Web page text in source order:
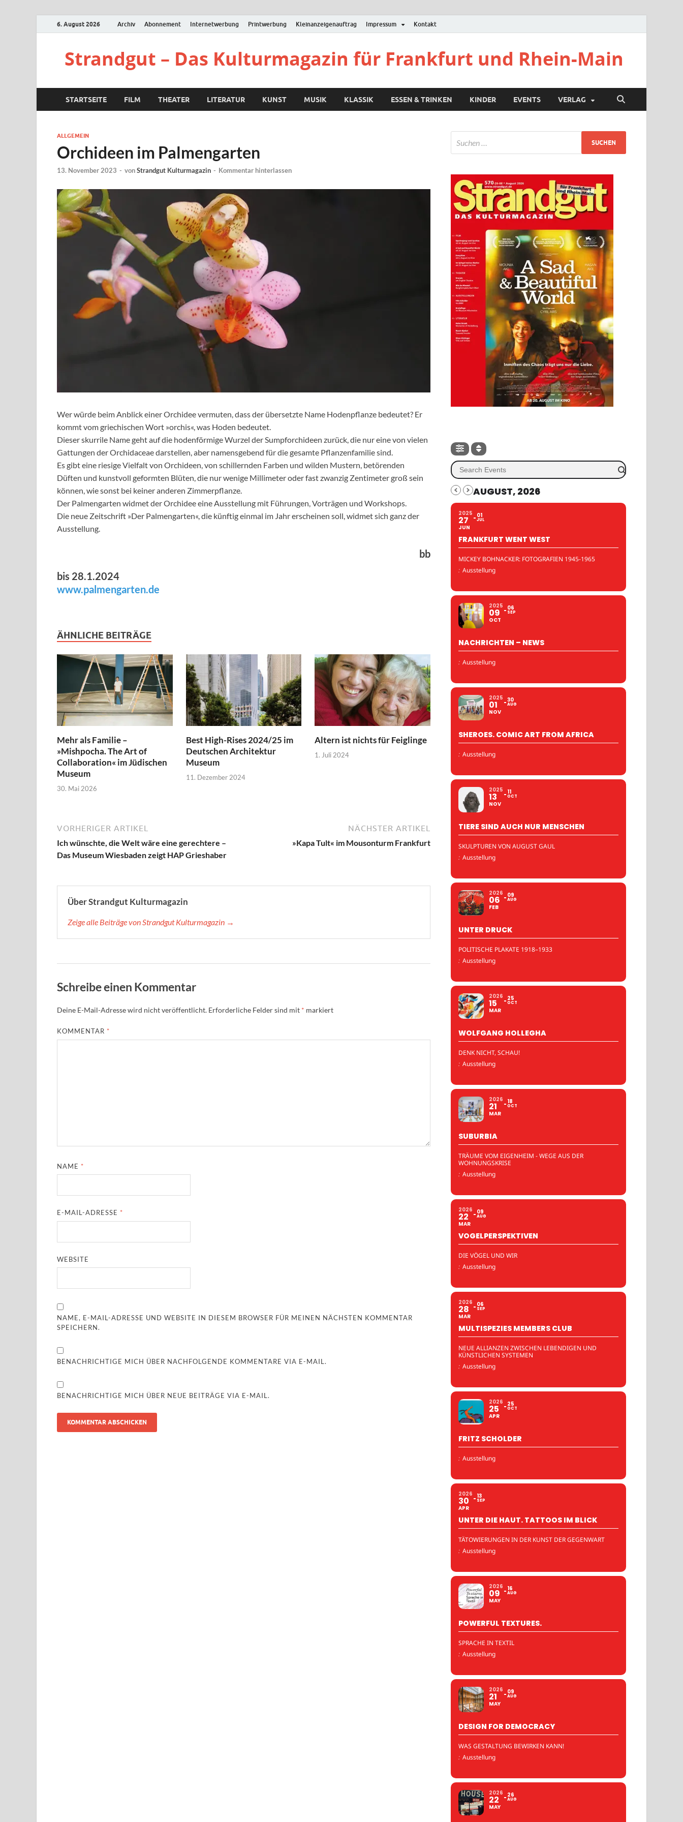
6. August 2026 Archiv Abonnement Internetwerbung Printwerbung Kleinanzeigenauftrag Impressum Kontakt
Strandgut – Das Kulturmagazin für Frankfurt und Rhein-Main
STARTSEITE FILM THEATER LITERATUR KUNST MUSIK KLASSIK ESSEN & TRINKEN KINDER EVENTS VERLAG
ALLGEMEIN
Orchideen im Palmengarten
13. November 2023 - vonStrandgut Kulturmagazin - Kommentar hinterlassen
Wer würde beim Anblick einer Orchidee vermuten, dass der übersetzte Name Hodenpflanze bedeutet? Er
kommt vom griechischen Wort »orchis«, was Hoden bedeutet.
Dieser skurrile Name geht auf die hodenförmige Wurzel der Sumpforchideen zurück, die nur eine von vielen
Gattungen der Orchidaceae darstellen, aber namensgebend für die gesamte Pflanzenfamilie sind.
Es gibt eine riesige Vielfalt von Orchideen, von schillernden Farben und wilden Mustern, betörenden
Düften und kunstvoll geformten Blüten, die nur wenige Millimeter oder fast zwanzig Zentimeter groß sein
können, wie sonst bei keiner anderen Zimmerpflanze.
Der Palmengarten widmet der Orchidee eine Ausstellung mit Führungen, Vorträgen und Workshops.
Die neue Zeitschrift »Der Palmengarten«, die künftig einmal im Jahr erscheinen soll, widmet sich ganz der
Ausstellung.
bb
bis 28.1.2024
www.palmengarten.de
ÄHNLICHE BEITRÄGE
Mehr als Familie –
»Mishpocha. The Art of
Collaboration« im Jüdischen
Museum
30. Mai 2026
Best High-Rises 2024/25 im
Deutschen Architektur
Museum
11. Dezember 2024
Altern ist nichts für Feiglinge
1. Juli 2024
VORHERIGER ARTIKEL
Ich wünschte, die Welt wäre eine gerechtere –
Das Museum Wiesbaden zeigt HAP Grieshaber
NÄCHSTER ARTIKEL
»Kapa Tult« im Mousonturm Frankfurt
Über Strandgut Kulturmagazin
Zeige alle Beiträge von Strandgut Kulturmagazin →
Schreibe einen Kommentar
Deine E-Mail-Adresse wird nicht veröffentlicht. Erforderliche Felder sind mit * markiert
KOMMENTAR *
NAME *
E-MAIL-ADRESSE *
WEBSITE
NAME, E-MAIL-ADRESSE UND WEBSITE IN DIESEM BROWSER FÜR MEINEN NÄCHSTEN KOMMENTAR
SPEICHERN.
BENACHRICHTIGE MICH ÜBER NACHFOLGENDE KOMMENTARE VIA E-MAIL.
BENACHRICHTIGE MICH ÜBER NEUE BEITRÄGE VIA E-MAIL.
AUGUST, 2026
2025
27
JUN
01
JUL
FRANKFURT WENT WEST
MICKEY BOHNACKER: FOTOGRAFIEN 1945-1965
: Ausstellung
2025
09
OCT
06
SEP
NACHRICHTEN – NEWS
: Ausstellung
2025
01
NOV
30
AUG
SHEROES. COMIC ART FROM AFRICA
: Ausstellung
2025
13
NOV
11
OCT
TIERE SIND AUCH NUR MENSCHEN
SKULPTUREN VON AUGUST GAUL
: Ausstellung
2026
06
FEB
09
AUG
UNTER DRUCK
POLITISCHE PLAKATE 1918–1933
: Ausstellung
2026
15
MAR
25
OCT
WOLFGANG HOLLEGHA
DENK NICHT, SCHAU!
: Ausstellung
2026
21
MAR
18
OCT
SUBURBIA
TRÄUME VOM EIGENHEIM - WEGE AUS DER
WOHNUNGSKRISE
: Ausstellung
2026
22
MAR
09
AUG
VOGELPERSPEKTIVEN
DIE VÖGEL UND WIR
: Ausstellung
2026
28
MAR
06
SEP
MULTISPEZIES MEMBERS CLUB
NEUE ALLIANZEN ZWISCHEN LEBENDIGEN UND
KÜNSTLICHEN SYSTEMEN
: Ausstellung
2026
25
APR
25
OCT
FRITZ SCHOLDER
: Ausstellung
2026
30
APR
13
SEP
UNTER DIE HAUT. TATTOOS IM BLICK
TÄTOWIERUNGEN IN DER KUNST DER GEGENWART
: Ausstellung
2026
09
MAY
16
AUG
POWERFUL TEXTURES.
SPRACHE IN TEXTIL
: Ausstellung
2026
21
MAY
09
AUG
DESIGN FOR DEMOCRACY
WAS GESTALTUNG BEWIRKEN KANN!
: Ausstellung
2026
22
MAY
26
AUG